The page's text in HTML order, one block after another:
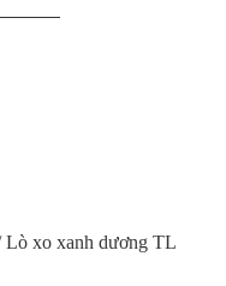
Lò xo xanh dương TL